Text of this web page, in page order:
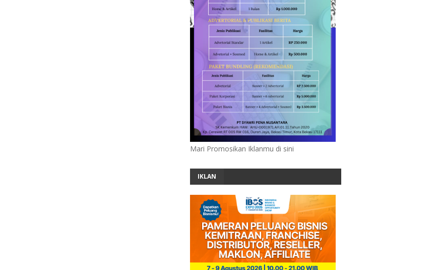
Mari Promosikan Iklanmu di sini
IKLAN